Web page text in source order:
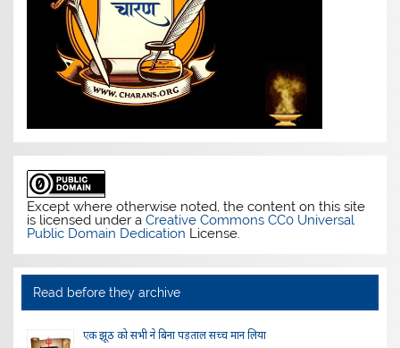
Except where otherwise noted, the content on this site
is licensed under aCreative Commons CC0 Universal
Public Domain Dedication License.
Read before they archive
एक झूठ को सभी ने बिना पड़ताल सच्च मान लिया